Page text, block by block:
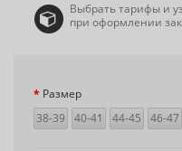
Выбрать тарифы и
при оформлении
Размер
38-39
40-41 44-45 46-47